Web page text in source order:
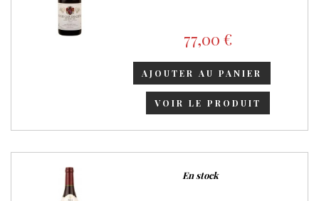
77,00 €
AJOUTER AU PANIER
VOIR LE PRODUIT
En stock